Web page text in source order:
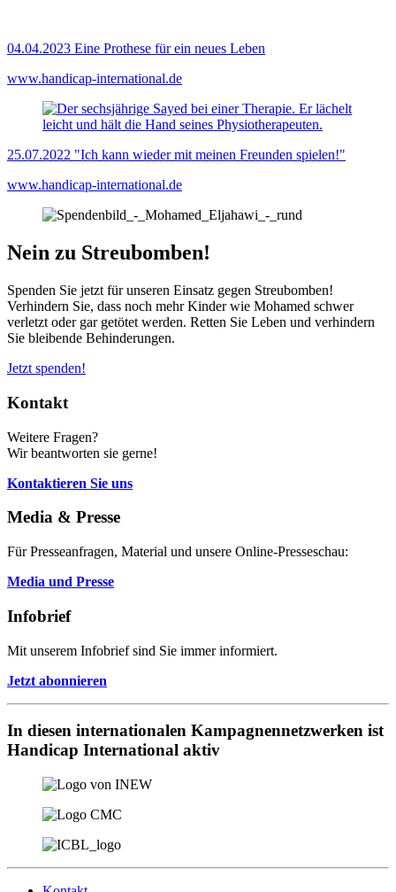
04.04.2023 Eine Prothese für ein neues Leben
www.handicap-international.de
25.07.2022 "Ich kann wieder mit meinen Freunden spielen!"
www.handicap-international.de
Nein zu Streubomben!
Spenden Sie jetzt für unseren Einsatz gegen Streubomben!
Verhindern Sie, dass noch mehr Kinder wie Mohamed schwer
verletzt oder gar getötet werden. Retten Sie Leben und verhindern
Sie bleibende Behinderungen.
Jetzt spenden!
Kontakt
Weitere Fragen?
Wir beantworten sie gerne!
Kontaktieren Sie uns
Media & Presse
Für Presseanfragen, Material und unsere Online-Presseschau:
Media und Presse
Infobrief
Mit unserem Infobrief sind Sie immer informiert.
Jetzt abonnieren
In diesen internationalen Kampagnennetzwerken ist
Handicap International aktiv